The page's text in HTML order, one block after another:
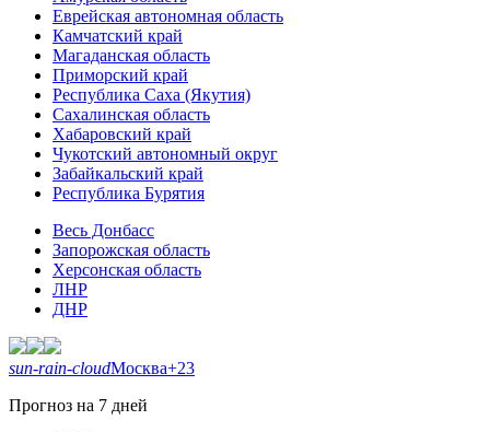
Еврейская автономная область
Камчатский край
Магаданская область
Приморский край
Республика Саха (Якутия)
Сахалинская область
Хабаровский край
Чукотский автономный округ
Забайкальский край
Республика Бурятия
Весь Донбасс
Запорожская область
Херсонская область
ЛНР
ДНР
sun-rain-cloudМосква+23
Прогноз на 7 дней